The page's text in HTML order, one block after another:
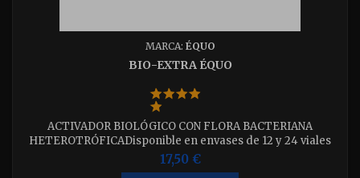
MARCA: ÉQUO
BIO-EXTRA ÉQUO
ACTIVADOR BIOLÓGICO CON FLORA BACTERIANA
HETEROTRÓFICADisponible en envases de 12 y 24 viales
elija el que desee
17,50 €